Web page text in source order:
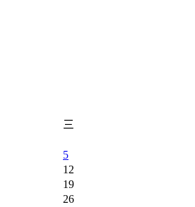
三
5
12
19
26